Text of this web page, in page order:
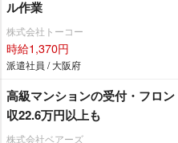
ル作業
株式会社トーコー
時給1,370円
派遣社員 / 大阪府
高級マンションの受付・フロ
収22.6万円以上も
株式会社ベアーズ